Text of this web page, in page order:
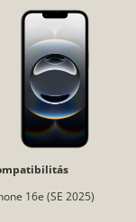
16e (SE 2025)